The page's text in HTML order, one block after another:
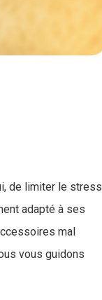
de limiter le stress
adapté à ses
mal
vous guidons